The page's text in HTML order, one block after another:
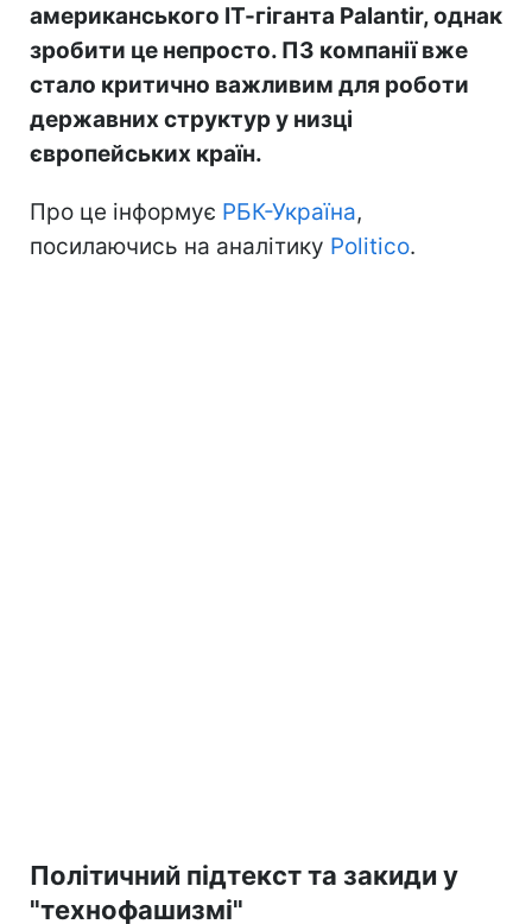
американського ІТ-гіганта Palantir, однак
зробити це непросто. ПЗ компанії вже
стало критично важливим для роботи
державних структур у низці
європейських країн.
Про це інформує РБК-Україна,
посилаючись на аналітику Politico.
Політичний підтекст та закиди у
"технофашизмі"